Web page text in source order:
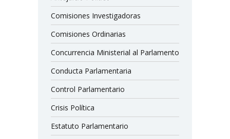
Comisiones Investigadoras
Comisiones Ordinarias
Concurrencia Ministerial al Parlamento
Conducta Parlamentaria
Control Parlamentario
Crisis Política
Estatuto Parlamentario